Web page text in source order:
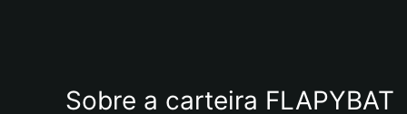
Sobre a carteira FLAPYBAT